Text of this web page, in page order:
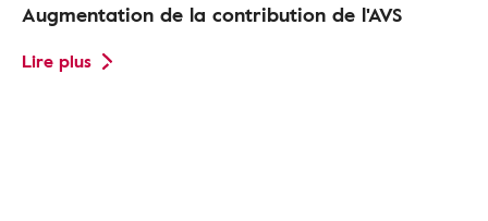
Augmentation de la contribution de l'AVS
Lire plus